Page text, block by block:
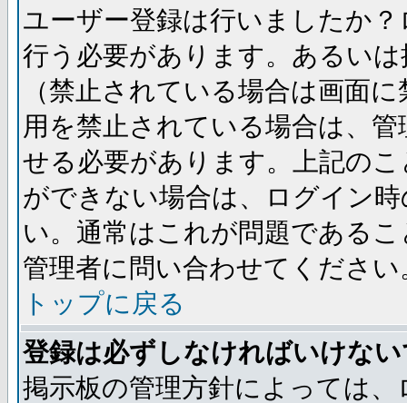
ユーザー登録は行いましたか
行う必要があります。あるい
（禁止されている場合は画面
用を禁止されている場合は、
せる必要があります。上記の
ができない場合は、ログイン
い。通常はこれが問題である
管理者に問い合わせてください
トップに戻る
登録は必ずしなければいけな
掲示板の管理方針によっては